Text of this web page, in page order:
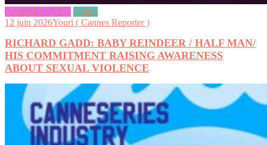
CANNESERIES videos
12 juin 2026Youri ( Cannes Reporter )
RICHARD GADD: BABY REINDEER / HALF MAN/
HIS COMMITMENT RAISING AWARENESS
ABOUT SEXUAL VIOLENCE